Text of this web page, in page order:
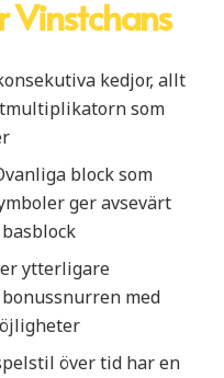
Vinstchans
kedjor, allt
som
block som
ger avsevärt
ytterligare
med
över tid har en